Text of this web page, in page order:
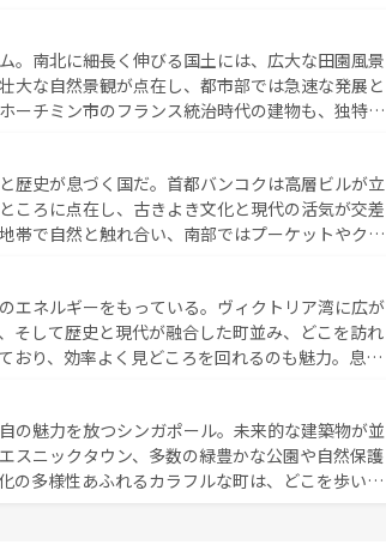
ながら、韓国の多彩な魅力を心ゆくまで味わっ
テンツ一覧を参照してほしい。
。南北に細長く伸びる国土には、広大な田園風景
大な自然景観が点在し、都市部では急速な発展と
ーチミン市のフランス統治時代の建物も、独特の
バインミー、ベトナムコーヒーなどは、ぜひ現
かい人々が旅行者を迎えてくれるので、きっと忘
なお、新着のベトナム情報はコンテンツ一覧を参照してほし
歴史が息づく国だ。首都バンコクは高層ビルが立
ころに点在し、古きよき文化と現代の活気が交差
帯で自然と触れ合い、南部ではプーケットやクラ
一年中温暖で、どの季節にも異なる楽しみが待
中心とした文化、そして多様な観光資源が、訪れ
タイ情報はコンテンツ一覧を参照してほしい。
エネルギーをもっている。ヴィクトリア湾に広が
そして歴史と現代が融合した町並み、どこを訪れ
おり、効率よく見どころを回れるのも魅力。息を
の魅力を放つシンガポール。未来的な建築物が並
スニックタウン、多数の緑豊かな公園や自然保護
の多様性あふれるカラフルな町は、どこを歩いて